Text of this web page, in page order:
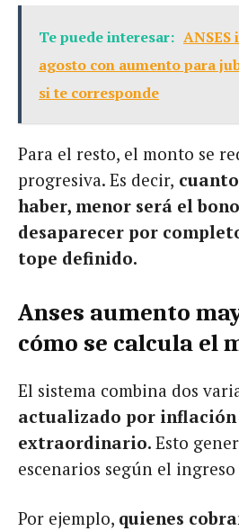
Te puede interesar:
agosto con aumento para
si te corresponde
Para el resto, el monto se
progresiva. Es decir,
haber, menor será el
desaparecer por
tope definido.
Anses aumento
cómo se calcula el
El sistema combina dos
actualizado por inflación
extraordinario. Esto
escenarios según el
Por ejemplo, quienes